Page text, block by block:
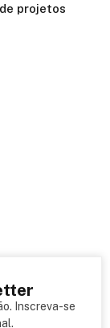
projetos
Inscreva-se